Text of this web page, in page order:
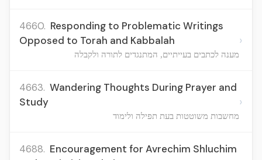
4660. Responding to Problematic Writings
Opposed to Torah and Kabbalah
מענה לכתבים בעייתיים, המתנגדים לתורה ולקבלה
›
4663. Wandering Thoughts During Prayer and
Study
מחשבות משוטטות בעת תפילה ולימוד
›
4688. Encouragement for Avrechim Shluchim